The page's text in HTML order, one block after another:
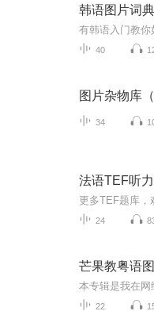
韩语图片词典
40
图片杂物库（
34
法语TEF听
更多TEF题库，
24
芒果教粤语
22